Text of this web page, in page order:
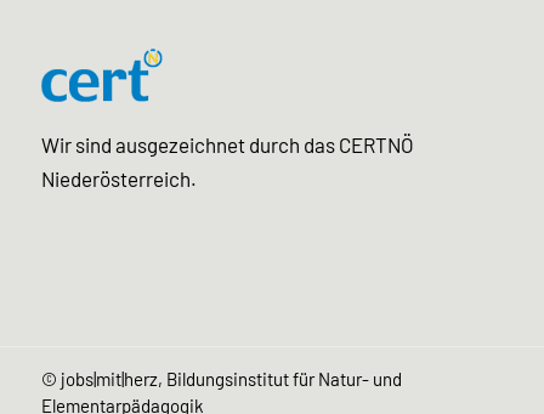
Wir sind ausgezeichnet durch das CERTNÖ
Niederösterreich.
© jobs|mit|herz, Bildungsinstitut für Natur- und
Elementarpädagogik